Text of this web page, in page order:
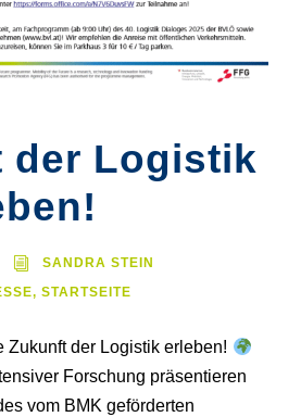
der Logistik
SANDRA STEIN
, STARTSEITE
Zukunft der Logistik erleben!
Forschung präsentieren
vom BMK geförderten